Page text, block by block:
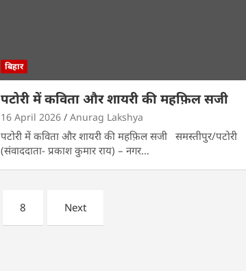
बिहार
पटोरी में कविता और शायरी की महफ़िल सजी
16 April 2026 Anurag Lakshya
पटोरी में कविता और शायरी की महफ़िल सजी समस्तीपुर/पटोरी
(संवाददाता- प्रकाश कुमार राय) – नगर…
8 Next